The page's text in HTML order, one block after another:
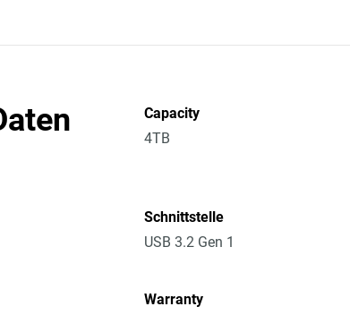
Capacity
4TB
Schnittstelle
USB 3.2 Gen 1
Warranty